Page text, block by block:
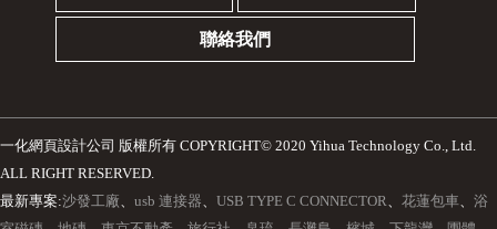
聯絡我們
一化網頁設計公司 版權所有 COPYRIGHT© 2020 Yihua Technology Co., Ltd.
ALL RIGHT RESERVED.
最新專案:沙發工廠 usb 連接器 USB TYPE C CONNECTOR 花蓮包車
浴